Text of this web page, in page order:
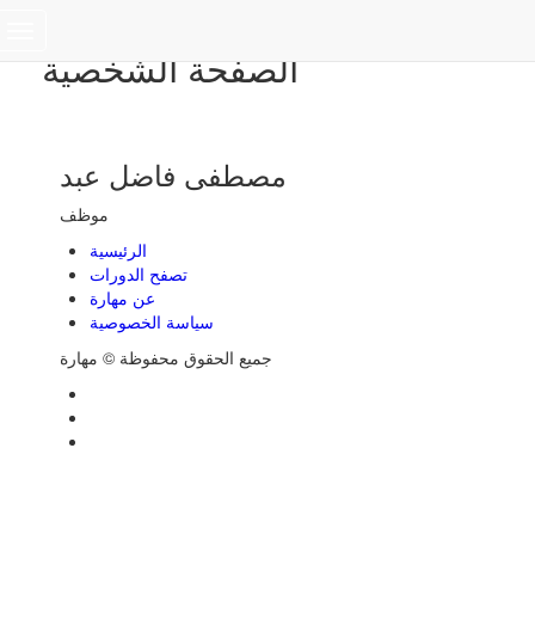
navigation
الصفحة الشخصية
مصطفى فاضل عبد
موظف
الرئيسية
تصفح الدورات
عن مهارة
سياسة الخصوصية
جميع الحقوق محفوظة © مهارة